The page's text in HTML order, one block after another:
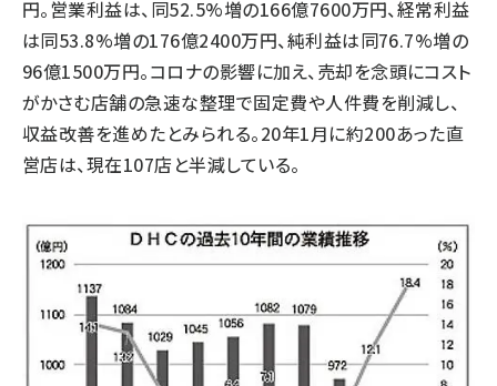
円。営業利益は、同52.5%増の166億7600万円、経常利益
は同53.8%増の176億2400万円、純利益は同76.7%増の
96億1500万円。コロナの影響に加え、売却を念頭にコスト
がかさむ店舗の急速な整理で固定費や人件費を削減し、
収益改善を進めたとみられる。20年1月に約200あった直
営店は、現在107店と半減している。